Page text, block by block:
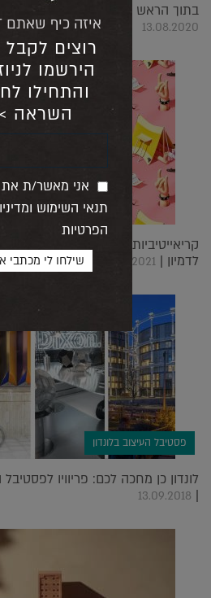
בתוך הראש של המעצבת דורית סלע:
13.08.2020
קריאייטיביות חצופה: סטודיו
לדמיון | 16.02.2021
פסטיבל העיצוב בלונדון
לונדון כן מחכה לכם: פריוויו
|
13.09.2018
איזה כיף שאתם LEGIT!
רוצים לקבל
הירשמו
והתחילו
השראה
אני מאשר/ת את
תנאי השימוש
הפרטיות